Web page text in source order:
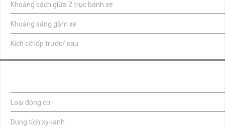
Khoảng cách giữa 2 trục bánh xe
Khoảng sáng gầm xe
Kích cỡ lốp trước/ sau
Loại động cơ
Dung tích xy-lanh